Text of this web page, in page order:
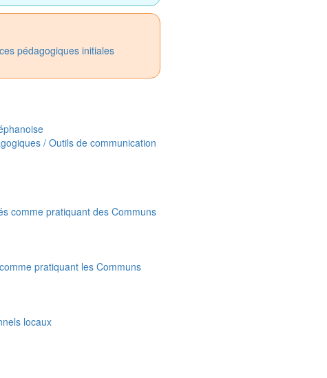
pédagogiques initiales
/ Outils de communication
comme pratiquant des Communs
pratiquant les Communs
locaux